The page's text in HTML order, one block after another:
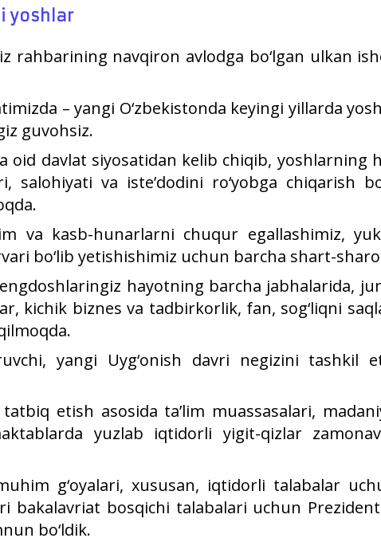
yoshlar
rahbarining navqiron avlodga bo‘lgan ulkan
– yangi O‘zbekistonda keyingi yillarda
guvohsiz.
oid davlat siyosatidan kelib chiqib, yoshlarning
salohiyati va iste’dodini ro‘yobga chiqarish
va kasb-hunarlarni chuqur egallashimiz,
bo‘lib yetishishimiz uchun barcha shart-
hayotning barcha jabhalarida,
kichik biznes va tadbirkorlik, fan, sog‘liqni
yangi Uyg‘onish davri negizini tashkil
etish asosida ta’lim muassasalari,
yuzlab iqtidorli yigit-qizlar
g‘oyalari, xususan, iqtidorli talabalar
bakalavriat bosqichi talabalari uchun
bo‘ldik.